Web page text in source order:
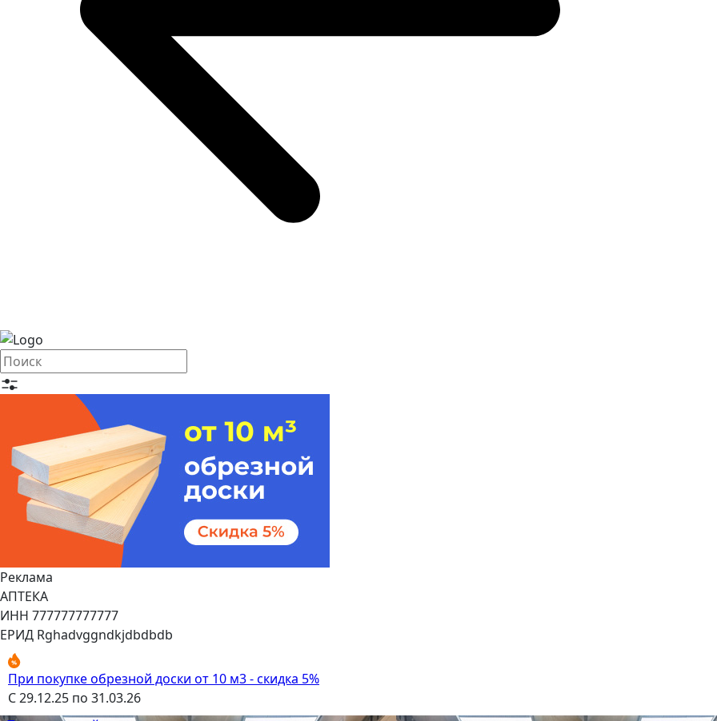
Реклама
АПТЕКА
ИНН 777777777777
ЕРИД Rghadvggndkjdbdbdb
При покупке обрезной доски от 10 м3 - скидка 5%
С 29.12.25 по 31.03.26